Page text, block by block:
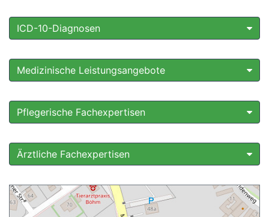
ICD-10-Diagnosen
Medizinische Leistungsangebote
Pflegerische Fachexpertisen
Ärztliche Fachexpertisen